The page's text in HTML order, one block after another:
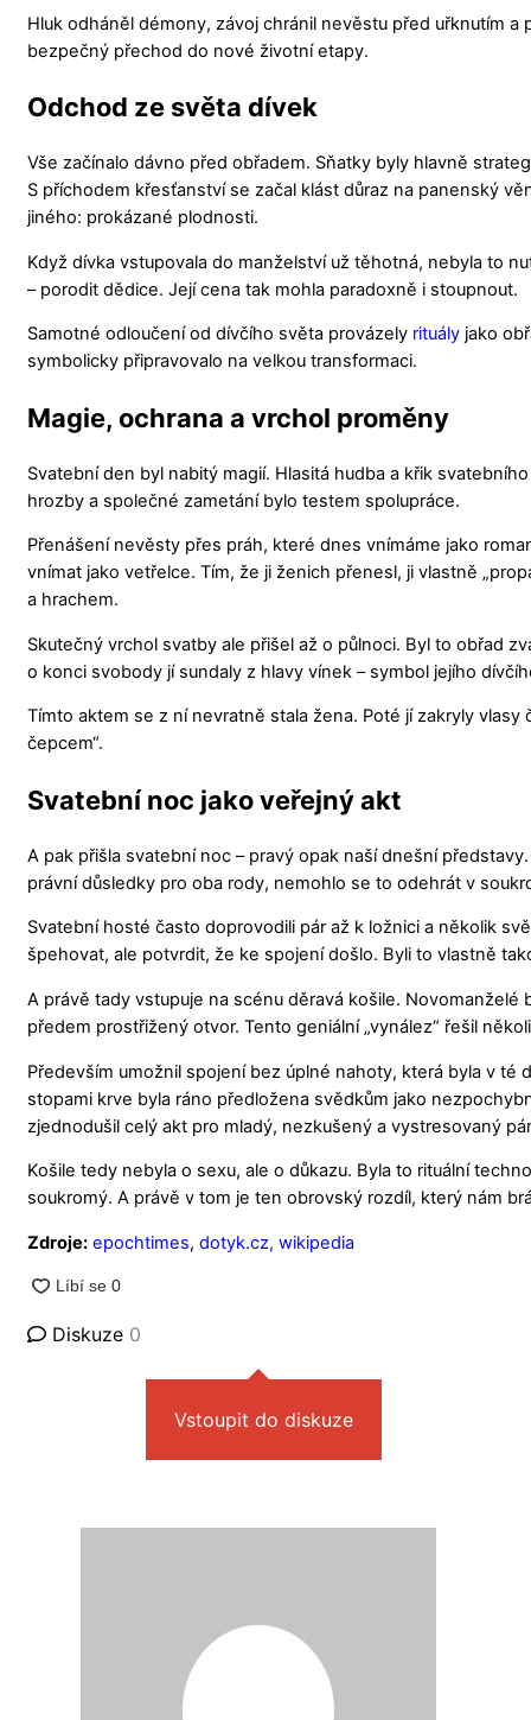
Hluk odháněl démony, závoj chránil nevěstu před uřknutím
bezpečný přechod do nové životní etapy.
Odchod ze světa dívek
Vše začínalo dávno před obřadem. Sňatky byly hlavně
S příchodem křesťanství se začal klást důraz na panenský
jiného: prokázané plodnosti.
Když dívka vstupovala do manželství už těhotná, nebyla to
– porodit dědice. Její cena tak mohla paradoxně i stoupnout.
Samotné odloučení od dívčího světa provázely rituály jako
symbolicky připravovalo na velkou transformaci.
Magie, ochrana a vrchol proměny
Svatební den byl nabitý magií. Hlasitá hudba a křik
hrozby a společné zametání bylo testem spolupráce.
Přenášení nevěsty přes práh, které dnes vnímáme jako
vnímat jako vetřelce. Tím, že ji ženich přenesl, ji vlastně
a hrachem.
Skutečný vrchol svatby ale přišel až o půlnoci. Byl to obřad
o konci svobody jí sundaly z hlavy vínek – symbol jejího
Tímto aktem se z ní nevratně stala žena. Poté jí zakryly
čepcem“.
Svatební noc jako veřejný akt
A pak přišla svatební noc – pravý opak naší dnešní
právní důsledky pro oba rody, nemohlo se to odehrát v
Svatební hosté často doprovodili pár až k ložnici a několik
špehovat, ale potvrdit, že ke spojení došlo. Byli to vlastně
A právě tady vstupuje na scénu děravá košile.
předem prostřižený otvor. Tento geniální „vynález“ řešil
Především umožnil spojení bez úplné nahoty, která byla v té
stopami krve byla ráno předložena svědkům jako
zjednodušil celý akt pro mladý, nezkušený a vystresovaný
Košile tedy nebyla o sexu, ale o důkazu. Byla to rituální
soukromý. A právě v tom je ten obrovský rozdíl, který nám
Zdroje: epochtimes, dotyk.cz, wikipedia
Diskuze 0
Vstoupit do diskuze